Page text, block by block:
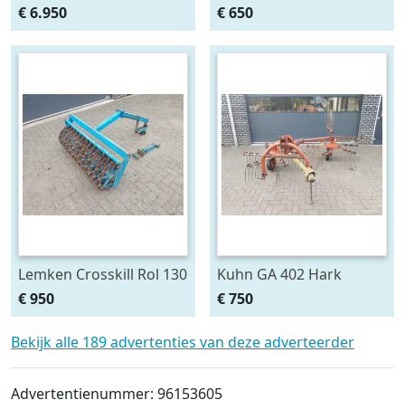
3 Zijdig
€ 6.950
passend aan Opal 90 en
110 ploeg
€ 650
Lemken Crosskill Rol 130
cm breed passen aan
Variopack vorenpakker
€ 950
Kuhn GA 402 Hark
€ 750
Bekijk alle 189 advertenties van deze adverteerder
Advertentienummer: 96153605